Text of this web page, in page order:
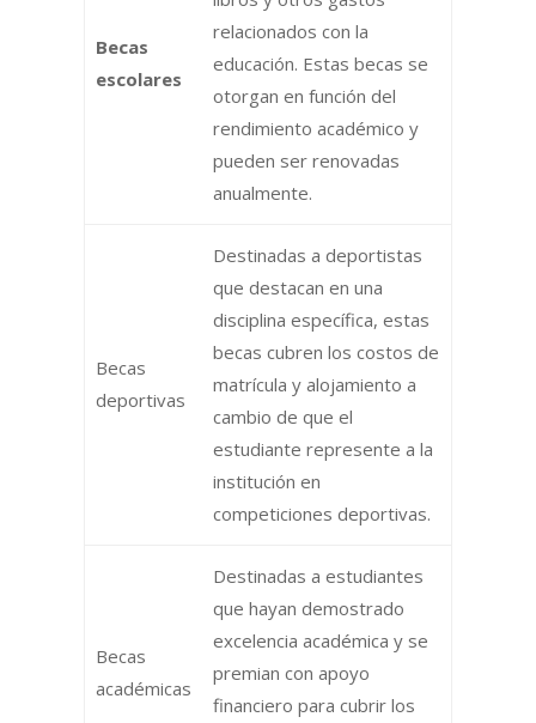
Becas
escolares
relacionados con la
educación. Estas becas se
otorgan en función del
rendimiento académico y
pueden ser renovadas
anualmente.
Becas
deportivas
Destinadas a deportistas
que destacan en una
disciplina específica, estas
becas cubren los costos de
matrícula y alojamiento a
cambio de que el
estudiante represente a la
institución en
competiciones deportivas.
Becas
académicas
Destinadas a estudiantes
que hayan demostrado
excelencia académica y se
premian con apoyo
financiero para cubrir los